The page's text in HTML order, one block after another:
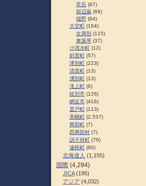
常呂 (87)
留辺蘂 (68)
端野 (64)
大空町 (164)
女満別 (115)
東藻琴 (37)
小清水町 (12)
斜里町 (57)
津別町 (223)
清里町 (13)
湧別町 (13)
滝上町 (6)
紋別市 (126)
網走市 (416)
置戸町 (113)
美幌町 (2,537)
興部町 (7)
西興部村 (7)
訓子府町 (76)
遠軽町 (60)
北海道人 (1,155)
国際 (4,294)
JICA(195)
アジア (4,032)